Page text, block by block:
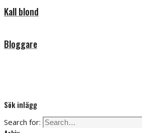
Kall blond
Bloggare
Sök inlägg
Search for: